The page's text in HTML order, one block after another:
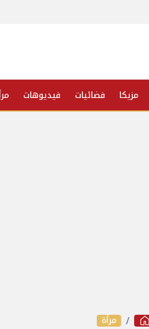
مزيكا فضائيات فيديوهات
مرأة